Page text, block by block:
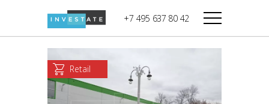
+7 495 637 80 42
Дикси
Мираторг
В башне
Башня Федерация-II
Башня Федерация-I
Восток
Retail